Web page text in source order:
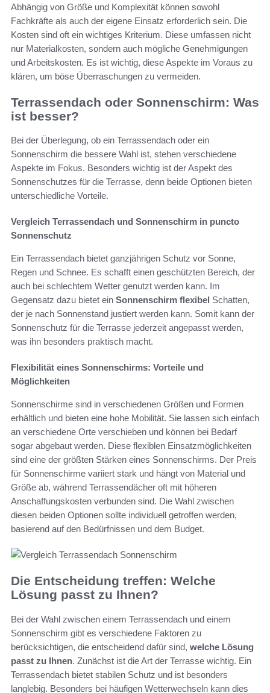
Abhängig von Größe und Komplexität können sowohl
Fachkräfte als auch der eigene Einsatz erforderlich sein. Die
Kosten sind oft ein wichtiges Kriterium. Diese umfassen nicht
nur Materialkosten, sondern auch mögliche Genehmigungen
und Arbeitskosten. Es ist wichtig, diese Aspekte im Voraus zu
klären, um böse Überraschungen zu vermeiden.
Terrassendach oder Sonnenschirm: Was
ist besser?
Bei der Überlegung, ob ein Terrassendach oder ein
Sonnenschirm die bessere Wahl ist, stehen verschiedene
Aspekte im Fokus. Besonders wichtig ist der Aspekt des
Sonnenschutzes für die Terrasse, denn beide Optionen bieten
unterschiedliche Vorteile.
Vergleich Terrassendach und Sonnenschirm in puncto
Sonnenschutz
Ein Terrassendach bietet ganzjährigen Schutz vor Sonne,
Regen und Schnee. Es schafft einen geschützten Bereich, der
auch bei schlechtem Wetter genutzt werden kann. Im
Gegensatz dazu bietet ein Sonnenschirm flexibel Schatten,
der je nach Sonnenstand justiert werden kann. Somit kann der
Sonnenschutz für die Terrasse jederzeit angepasst werden,
was ihn besonders praktisch macht.
Flexibilität eines Sonnenschirms: Vorteile und
Möglichkeiten
Sonnenschirme sind in verschiedenen Größen und Formen
erhältlich und bieten eine hohe Mobilität. Sie lassen sich einfach
an verschiedene Orte verschieben und können bei Bedarf
sogar abgebaut werden. Diese flexiblen Einsatzmöglichkeiten
sind eine der größten Stärken eines Sonnenschirms. Der Preis
für Sonnenschirme variiert stark und hängt von Material und
Größe ab, während Terrassendächer oft mit höheren
Anschaffungskosten verbunden sind. Die Wahl zwischen
diesen beiden Optionen sollte individuell getroffen werden,
basierend auf den Bedürfnissen und dem Budget.
Die Entscheidung treffen: Welche
Lösung passt zu Ihnen?
Bei der Wahl zwischen einem Terrassendach und einem
Sonnenschirm gibt es verschiedene Faktoren zu
berücksichtigen, die entscheidend dafür sind, welche Lösung
passt zu Ihnen. Zunächst ist die Art der Terrasse wichtig. Ein
Terrassendach bietet stabilen Schutz und ist besonders
langlebig. Besonders bei häufigen Wetterwechseln kann dies